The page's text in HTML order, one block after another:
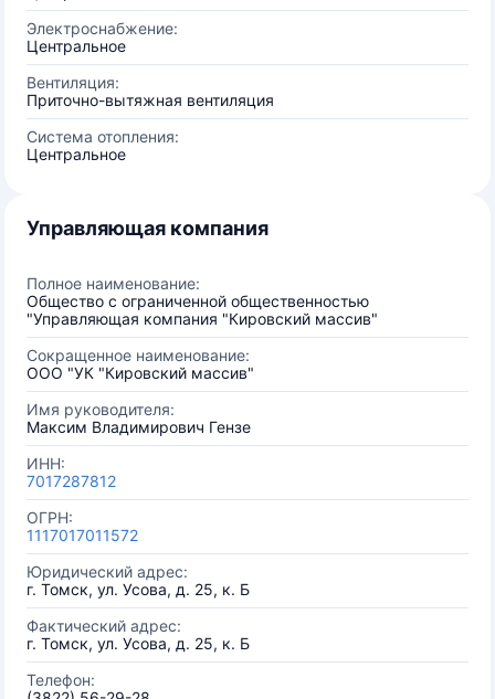
Электроснабжение:
Центральное
Вентиляция:
Приточно-вытяжная вентиляция
Система отопления:
Центральное
Управляющая компания
Полное наименование:
Общество с ограниченной общественностью
"Управляющая компания "Кировский массив"
Сокращенное наименование:
ООО "УК "Кировский массив"
Имя руководителя:
Максим Владимирович Гензе
ИНН:
7017287812
ОГРН:
1117017011572
Юридический адрес:
г. Томск, ул. Усова, д. 25, к. Б
Фактический адрес:
г. Томск, ул. Усова, д. 25, к. Б
Телефон: